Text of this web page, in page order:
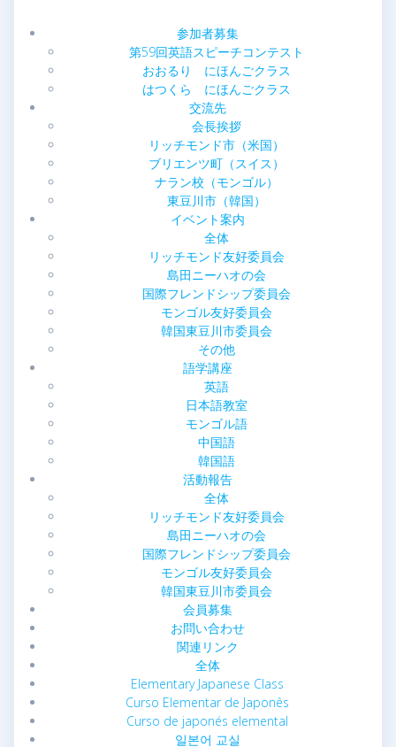
ー
ョ
参加者募集
第59回英語スピーチコンテスト
おおるり にほんごクラス
はつくら にほんごクラス
交流先
会長挨拶
リッチモンド市（米国）
ブリエンツ町（スイス）
ナラン校（モンゴル）
東豆川市（韓国）
イベント案内
全体
リッチモンド友好委員会
島田ニーハオの会
国際フレンドシップ委員会
モンゴル友好委員会
韓国東豆川市委員会
その他
語学講座
英語
日本語教室
モンゴル語
中国語
韓国語
活動報告
全体
リッチモンド友好委員会
島田ニーハオの会
国際フレンドシップ委員会
モンゴル友好委員会
韓国東豆川市委員会
会員募集
お問い合わせ
関連リンク
全体
Elementary Japanese Class
Curso Elementar de Japonês
Curso de japonés elemental
일본어 교실